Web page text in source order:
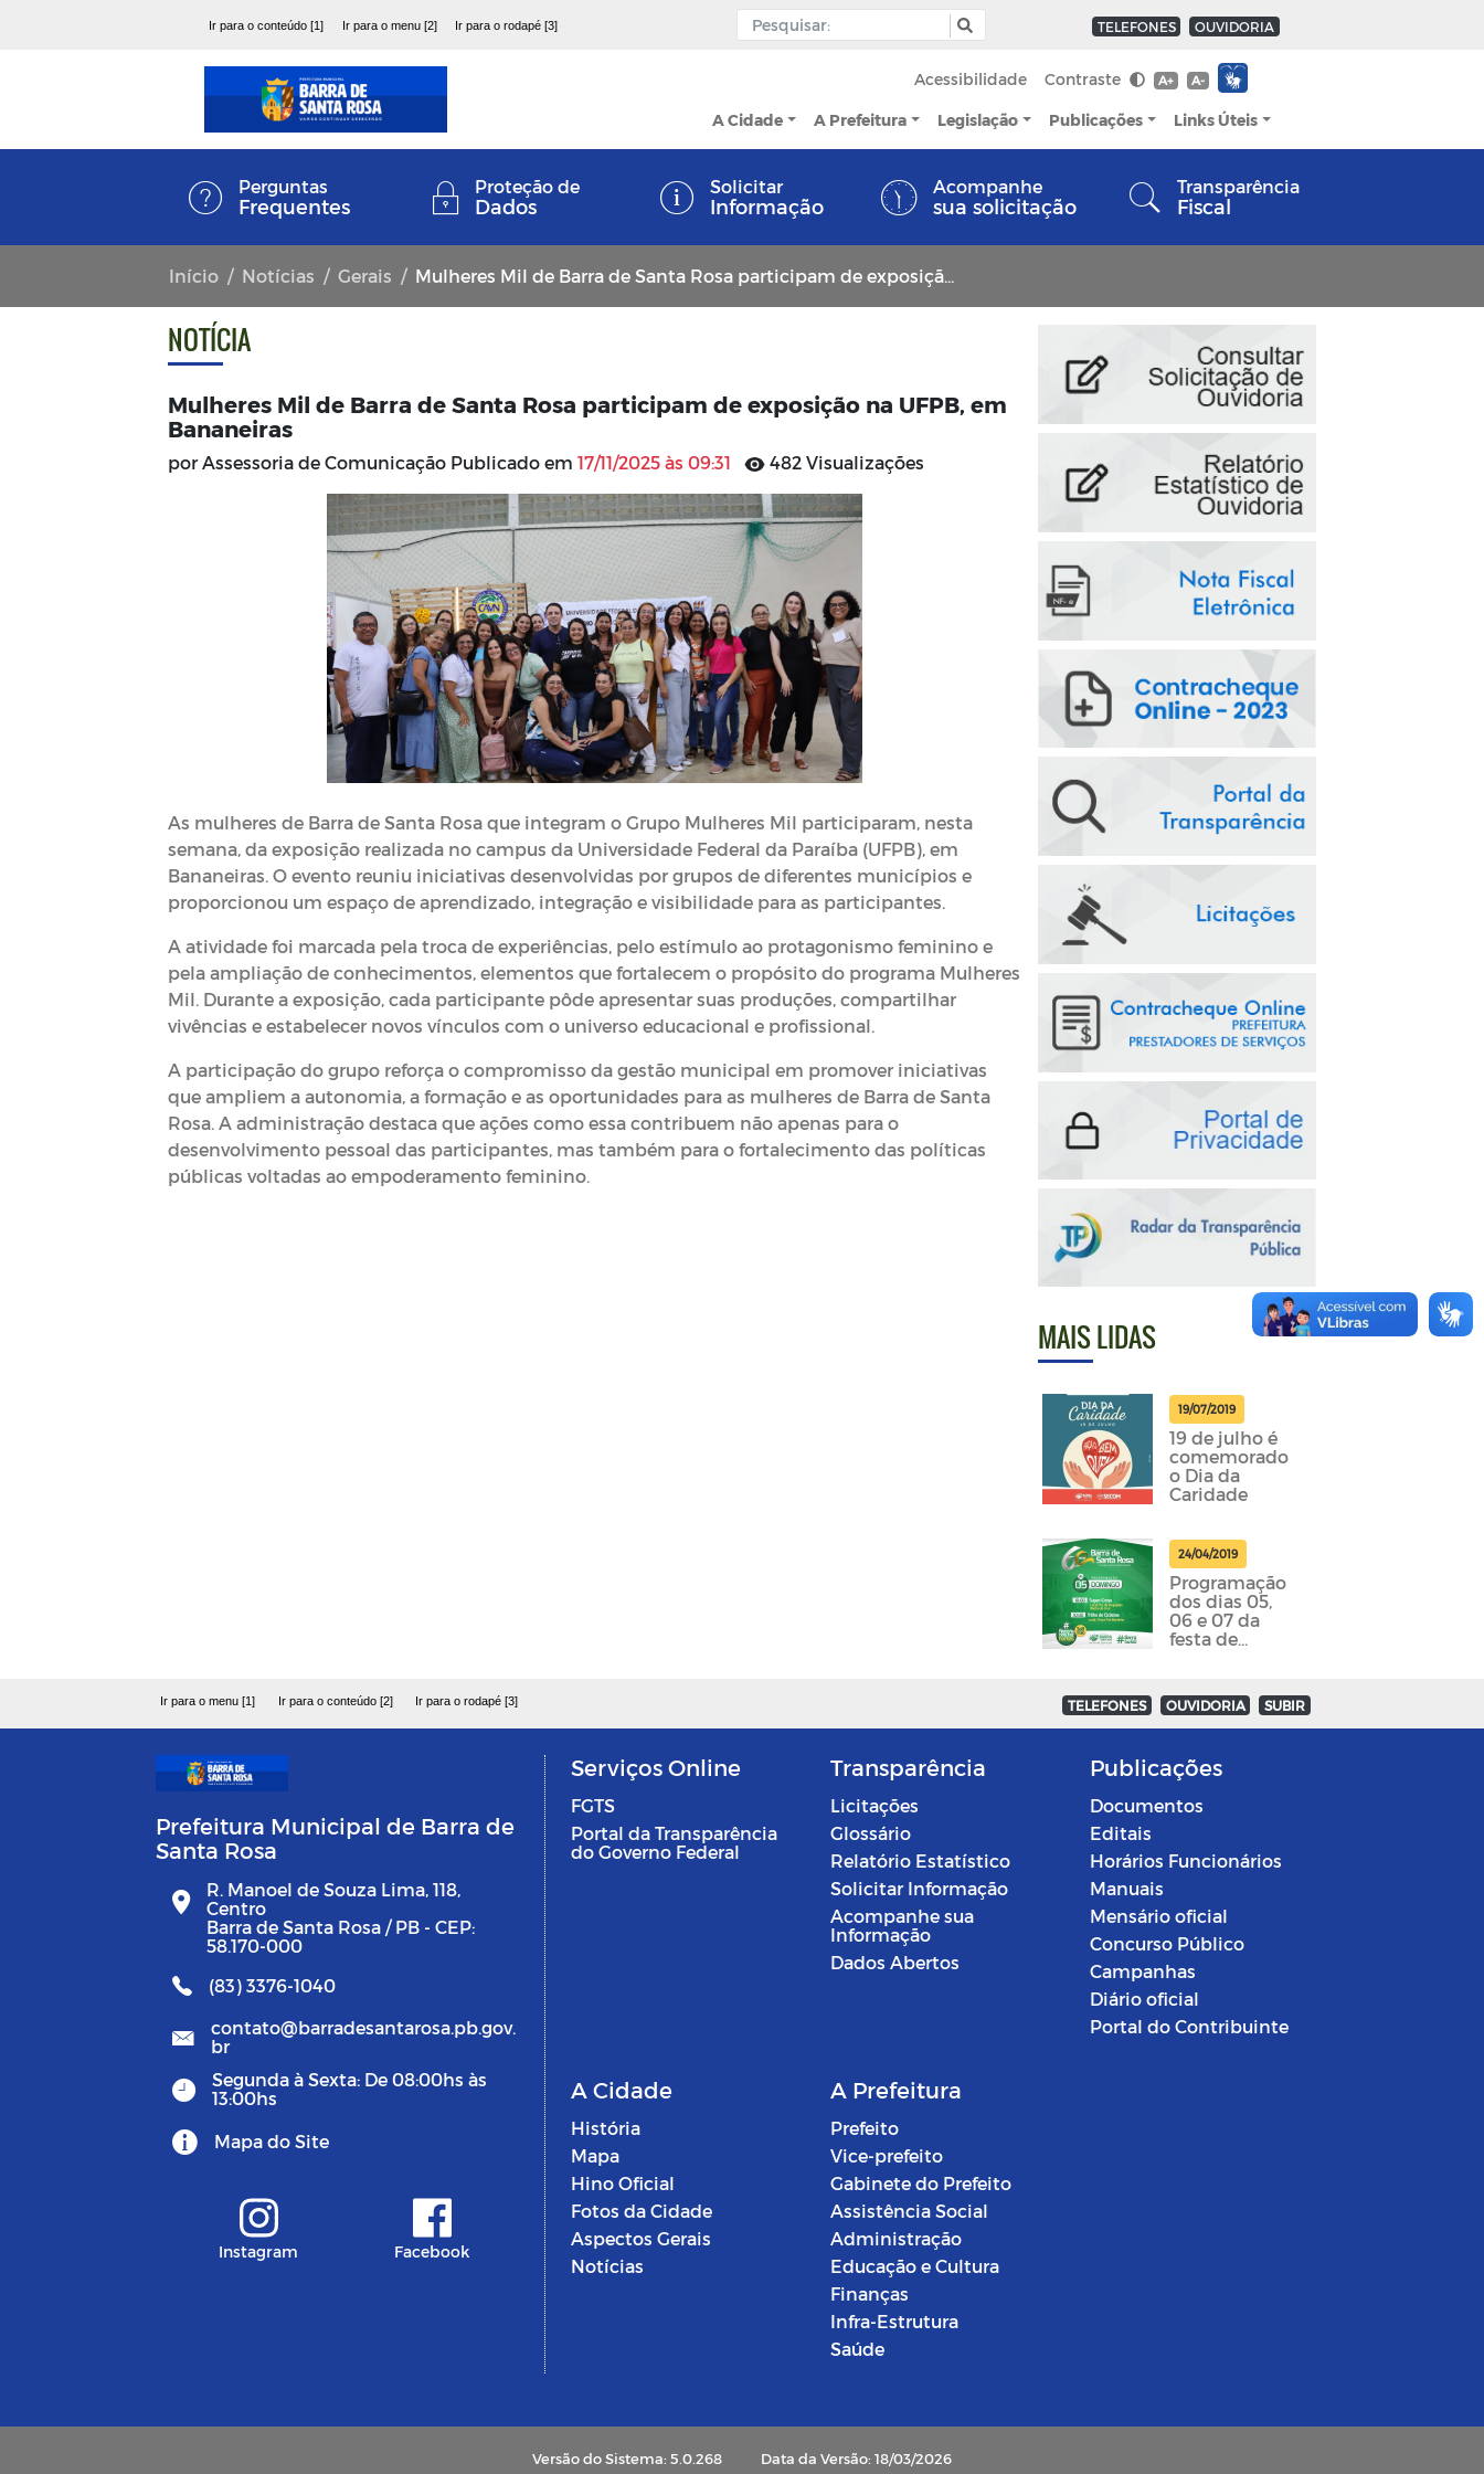
Ir para o conteúdo [1] Ir para o menu [2] Ir para o rodapé [3] TELEFONES OUVIDORIA
Acessibilidade Contraste A+ A-
A Cidade A Prefeitura Legislação Publicações Links Úteis
Perguntas
Frequentes
Proteção de
Dados
Solicitar
Informação
Acompanhe
sua solicitação
Transparência
Fiscal
Início Notícias Gerais Mulheres Mil de Barra de Santa Rosa participam de exposição na UFPB, em Bananeiras
NOTÍCIA
Mulheres Mil de Barra de Santa Rosa participam de exposição na UFPB, em
Bananeiras
por Assessoria de Comunicação Publicado em 17/11/2025 às 09:31 482 Visualizações
As mulheres de Barra de Santa Rosa que integram o Grupo Mulheres Mil participaram, nesta
semana, da exposição realizada no campus da Universidade Federal da Paraíba (UFPB), em
Bananeiras. O evento reuniu iniciativas desenvolvidas por grupos de diferentes municípios e
proporcionou um espaço de aprendizado, integração e visibilidade para as participantes.
A atividade foi marcada pela troca de experiências, pelo estímulo ao protagonismo feminino e
pela ampliação de conhecimentos, elementos que fortalecem o propósito do programa Mulheres
Mil. Durante a exposição, cada participante pôde apresentar suas produções, compartilhar
vivências e estabelecer novos vínculos com o universo educacional e profissional.
A participação do grupo reforça o compromisso da gestão municipal em promover iniciativas
que ampliem a autonomia, a formação e as oportunidades para as mulheres de Barra de Santa
Rosa. A administração destaca que ações como essa contribuem não apenas para o
desenvolvimento pessoal das participantes, mas também para o fortalecimento das políticas
públicas voltadas ao empoderamento feminino.
MAIS LIDAS
19/07/2019
19 de julho é
comemorado
o Dia da
Caridade
24/04/2019
Programação
dos dias 05,
06 e 07 da
festa de
foram
divulgadas
Ir para o menu [1] Ir para o conteúdo [2] Ir para o rodapé [3] TELEFONES OUVIDORIA SUBIR
Prefeitura Municipal de Barra de
Santa Rosa
R. Manoel de Souza Lima, 118,
Centro
Barra de Santa Rosa / PB - CEP:
58.170-000
(83) 3376-1040
contato@barradesantarosa.pb.gov.
br
Segunda à Sexta: De 08:00hs às
13:00hs
Mapa do Site
Instagram Facebook
Serviços Online
FGTS
Portal da Transparência
do Governo Federal
Transparência
Licitações
Glossário
Relatório Estatístico
Solicitar Informação
Acompanhe sua
Informação
Dados Abertos
Publicações
Documentos
Editais
Horários Funcionários
Manuais
Mensário oficial
Concurso Público
Campanhas
Diário oficial
Portal do Contribuinte
A Cidade
História
Mapa
Hino Oficial
Fotos da Cidade
Aspectos Gerais
Notícias
A Prefeitura
Prefeito
Vice-prefeito
Gabinete do Prefeito
Assistência Social
Administração
Educação e Cultura
Finanças
Infra-Estrutura
Saúde
Versão do Sistema: 5.0.268 Data da Versão: 18/03/2026